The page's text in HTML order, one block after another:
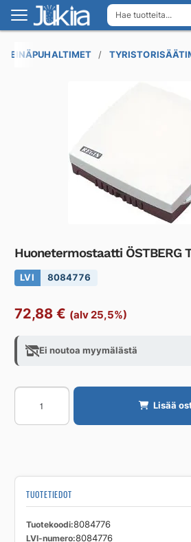
Hae tuotteita...
Siirry
navigointiin
Siirry
sisältöön
Huonetermostaatti ÖSTBERG
LVI 8084776
72,88 € (alv 25,5%)
Ei noutoa myymälästä
Huonetermostaatti
ÖSTBERG
TM
Lisää
TUOTETIEDOT
Tuotekoodi 8084776
LVI-numero 8084776